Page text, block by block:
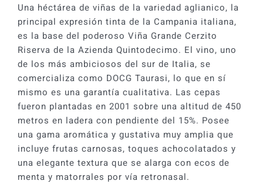
Una héctárea de viñas de la variedad aglianico, la
principal expresión tinta de la Campania italiana,
es la base del poderoso Viña Grande Cerzito
Riserva de la Azienda Quintodecimo. El vino, uno
de los más ambiciosos del sur de Italia, se
comercializa como DOCG Taurasi, lo que en sí
mismo es una garantía cualitativa. Las cepas
fueron plantadas en 2001 sobre una altitud de 450
metros en ladera con pendiente del 15%. Posee
una gama aromática y gustativa muy amplia que
incluye frutas carnosas, toques achocolatados y
una elegante textura que se alarga con ecos de
menta y matorrales por vía retronasal.